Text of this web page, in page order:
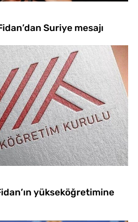
Suriye mesajı
yükseköğretimine